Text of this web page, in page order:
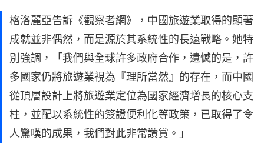
格洛麗亞告訴《觀察者網》，中國旅遊業取得的顯著
成就並非偶然，而是源於其系統性的長遠戰略。她特
別強調，「我們與全球許多政府合作，遺憾的是，許
多國家仍將旅遊業視為『理所當然』的存在，而中國
從頂層設計上將旅遊業定位為國家經濟增長的核心支
柱，並配以系統性的簽證便利化等政策，已取得了令
人驚嘆的成果，我們對此非常讚賞。」